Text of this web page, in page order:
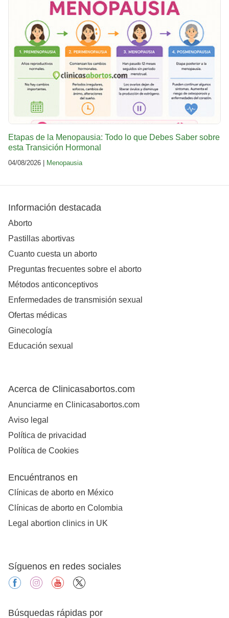
Etapas de la Menopausia: Todo lo que Debes Saber sobre
esta Transición Hormonal
04/08/2026 | Menopausia
Información destacada
Aborto
Pastillas abortivas
Cuanto cuesta un aborto
Preguntas frecuentes sobre el aborto
Métodos anticonceptivos
Enfermedades de transmisión sexual
Ofertas médicas
Ginecología
Educación sexual
Acerca de Clinicasabortos.com
Anunciarme en Clinicasabortos.com
Aviso legal
Política de privacidad
Política de Cookies
Encuéntranos en
Clínicas de aborto en México
Clínicas de aborto en Colombia
Legal abortion clinics in UK
Síguenos en redes sociales
facebookinstagramyoutube
Búsquedas rápidas por